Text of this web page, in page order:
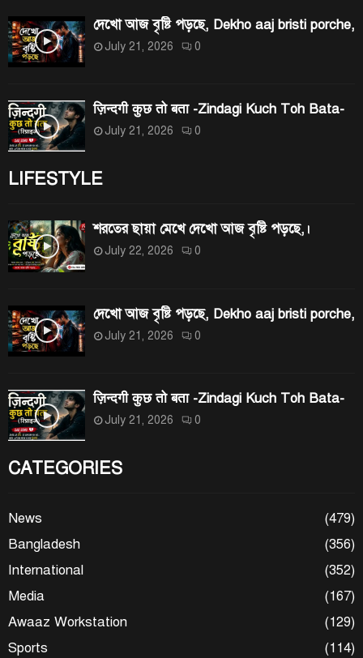
দেখো আজ বৃষ্টি পড়ছে, Dekho aaj bristi porche,
July 21, 2026 0
ज़िन्दगी कुछ तो बता -Zindagi Kuch Toh Bata-
July 21, 2026 0
LIFESTYLE
শরতের ছায়া মেখে দেখো আজ বৃষ্টি পড়ছে,।
July 22, 2026 0
দেখো আজ বৃষ্টি পড়ছে, Dekho aaj bristi porche,
July 21, 2026 0
ज़िन्दगी कुछ तो बता -Zindagi Kuch Toh Bata-
July 21, 2026 0
CATEGORIES
News
(479)
Bangladesh
(356)
International
(352)
Media
(167)
Awaaz Workstation
(129)
Sports
(114)